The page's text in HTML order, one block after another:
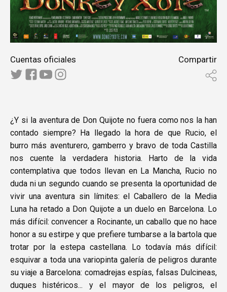
Cuentas oficiales Compartir
¿Y si la aventura de Don Quijote no fuera como nos la han
contado siempre? Ha llegado la hora de que Rucio, el
burro más aventurero, gamberro y bravo de toda Castilla
nos cuente la verdadera historia. Harto de la vida
contemplativa que todos llevan en La Mancha, Rucio no
duda ni un segundo cuando se presenta la oportunidad de
vivir una aventura sin límites: el Caballero de la Media
Luna ha retado a Don Quijote a un duelo en Barcelona. Lo
más difícil: convencer a Rocinante, un caballo que no hace
honor a su estirpe y que prefiere tumbarse a la bartola que
trotar por la estepa castellana. Lo todavía más difícil:
esquivar a toda una variopinta galería de peligros durante
su viaje a Barcelona: comadrejas espías, falsas Dulcineas,
duques histéricos... y el mayor de los peligros, el